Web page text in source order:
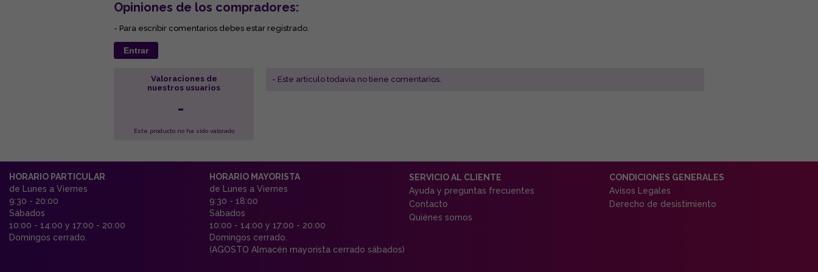
Opiniones de los compradores:
- Para escribir comentarios debes estar registrado.
Entrar
Valoraciones de
nuestros usuarios
-
Este producto no ha sido valorado
- Este articulo todavía no tiene comentarios.
HORARIO PARTICULAR
de Lunes a Viernes
9:30 - 20:00
Sábados
10:00 - 14:00 y 17:00 - 20:00
Domingos cerrado.
HORARIO MAYORISTA
de Lunes a Viernes
9:30 - 18:00
Sábados
10:00 - 14:00 y 17:00 - 20:00
Domingos cerrado.
(AGOSTO Almacén mayorista cerrado sábados)
SERVICIO AL CLIENTE
Ayuda y preguntas frecuentes
Contacto
Quiénes somos
CONDICIONES GENERALES
Avisos Legales
Derecho de desistimiento